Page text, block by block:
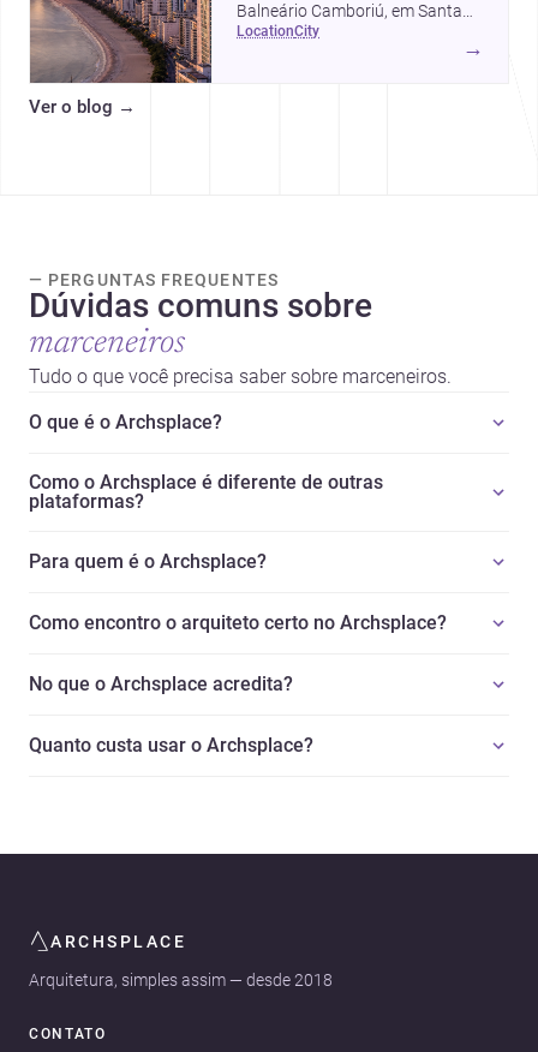
Balneário Camboriú, em Santa
Catarina, virou referência em
location city
→
Ver o blog →
— PERGUNTAS FREQUENTES
Dúvidas comuns sobre
marceneiros
Tudo o que você precisa saber sobre marceneiros.
O que é o Archsplace?
Como o Archsplace é diferente de outras
plataformas?
Para quem é o Archsplace?
Como encontro o arquiteto certo no Archsplace?
No que o Archsplace acredita?
Quanto custa usar o Archsplace?
ARCHSPLACE
Arquitetura, simples assim — desde 2018
CONTATO